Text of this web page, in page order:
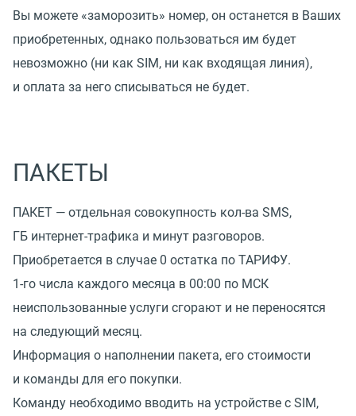
Вы можете «заморозить» номер, он останется в Ваших
приобретенных, однако пользоваться им будет
невозможно (ни как SIM, ни как входящая линия),
и оплата за него списываться не будет.
ПАКЕТЫ
ПАКЕТ — отдельная совокупность кол-ва SMS,
ГБ интернет-трафика и минут разговоров.
Приобретается в случае 0 остатка по ТАРИФУ.
1-го числа каждого месяца в 00:00 по МСК
неиспользованные услуги сгорают и не переносятся
на следующий месяц.
Информация о наполнении пакета, его стоимости
и команды для его покупки.
Команду необходимо вводить на устройстве с SIM,